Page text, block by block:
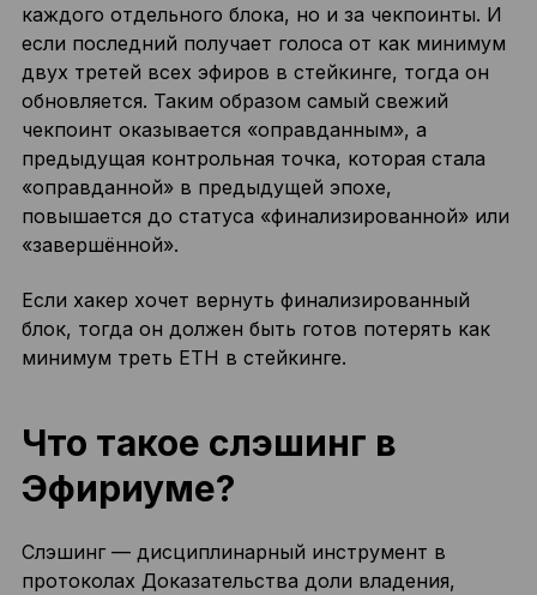
каждого отдельного блока, но и за чекпоинты. И
если последний получает голоса от как минимум
двух третей всех эфиров в стейкинге, тогда он
обновляется. Таким образом самый свежий
чекпоинт оказывается «оправданным», а
предыдущая контрольная точка, которая стала
«оправданной» в предыдущей эпохе,
повышается до статуса «финализированной» или
«завершённой».
Если хакер хочет вернуть финализированный
блок, тогда он должен быть готов потерять как
минимум треть ETH в стейкинге.
Что такое слэшинг в
Эфириуме?
Слэшинг — дисциплинарный инструмент в
протоколах Доказательства доли владения,